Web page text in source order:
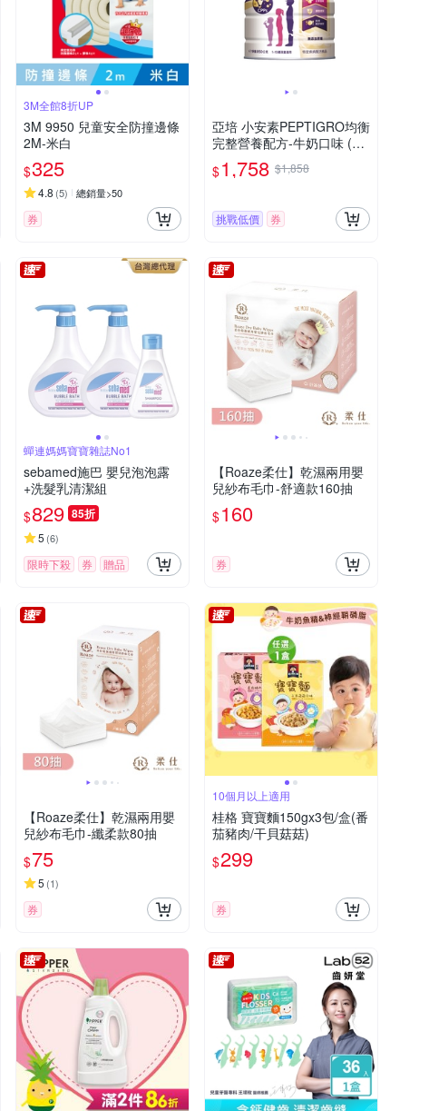
3M全館8折UP
3M 9950 兒童安全防撞邊條
2M-米白
$325
4.8 (5) 總銷量>50
券
亞培 小安素PEPTIGRO均衡
完整營養配方-牛奶口味 (85
0g x 2入)
$1,758 $1,858
挑戰低價 券
蟬連媽媽寶寶雜誌No1
sebamed施巴 嬰兒泡泡露
+洗髮乳清潔組
$829 85折
5 (6)
限時下殺 券 贈品
【Roaze柔仕】乾濕兩用嬰
兒紗布毛巾-舒適款160抽
$160
券
【Roaze柔仕】乾濕兩用嬰
兒紗布毛巾-纖柔款80抽
$75
5 (1)
券
10個月以上適用
桂格 寶寶麵150gx3包/盒(番
茄豬肉/干貝菇菇)
$299
券